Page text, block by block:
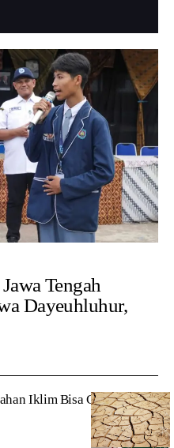
Tengah
Dayeuhluhur,
Iklim Bisa Capai Rp